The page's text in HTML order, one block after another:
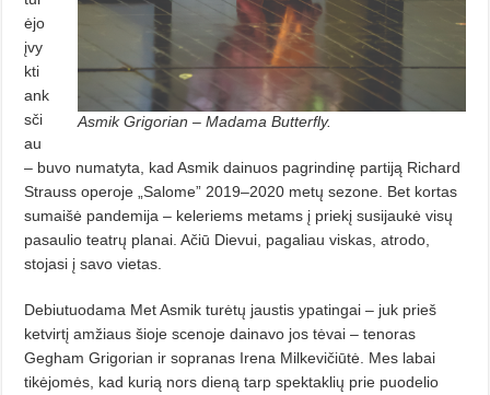
Asmik Grigorian – Madama Butterfly.
ėjo
įvy
k­ti
ank
sči
au
– buvo numaty­ta, kad Asmik dainuos pagrin­dinę partiją Richard
Strauss operoje „Salome” 2019–2020 metų sezone. Bet kortas
sumaišė pandemija – keleriems metams į priekį susijaukė visų
pasaulio teatrų planai. Ačiū Dievui, pagaliau viskas, atrodo,
stojasi į savo vietas.
Debiutuodama Met Asmik turėtų jaustis ypatingai – juk prieš
ketvirtį amžiaus šioje scenoje dainavo jos tėvai – tenoras
Gegham Grigorian ir sopranas Irena Milkevičiūtė. Mes labai
tikė­jomės, kad kurią nors dieną tarp spektaklių prie puodelio